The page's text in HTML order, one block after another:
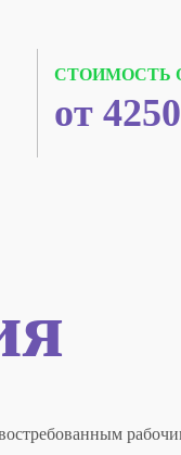
СТОИМОСТЬ
от